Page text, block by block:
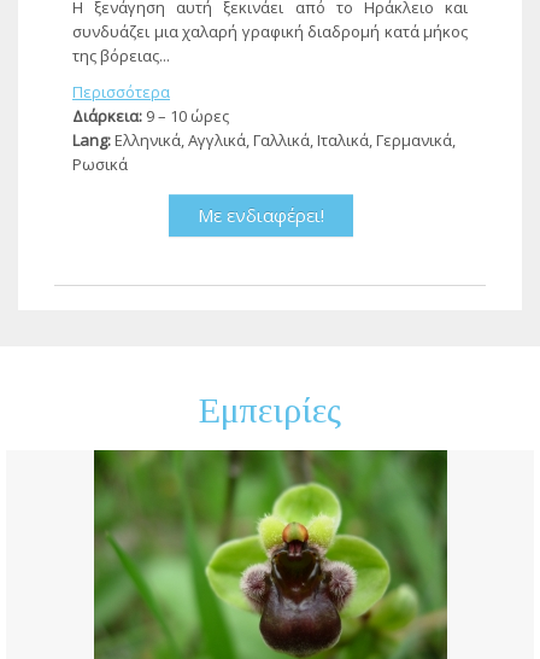
Η ξενάγηση αυτή ξεκινάει από το Ηράκλειο και
συνδυάζει μια χαλαρή γραφική διαδρομή κατά μήκος
της βόρειας...
Περισσότερα
Διάρκεια: 9 – 10 ώρες
Lang:Ελληνικά, Αγγλικά, Γαλλικά, Ιταλικά, Γερμανικά,
Ρωσικά
Με ενδιαφέρει!
Εμπειρίες